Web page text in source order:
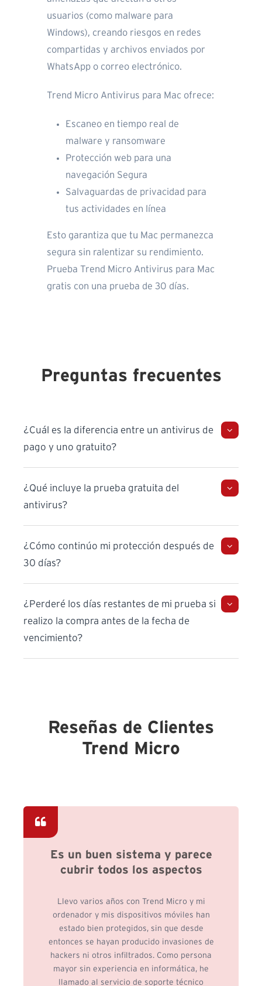
usuarios (como malware para
Windows), creando riesgos en redes
compartidas y archivos enviados por
WhatsApp o correo electrónico.
Trend Micro Antivirus para Mac ofrece:
Escaneo en tiempo real de
malware y ransomware
Protección web para una
navegación Segura
Salvaguardas de privacidad para
tus actividades en línea
Esto garantiza que tu Mac permanezca
segura sin ralentizar su rendimiento.
Prueba Trend Micro Antivirus para Mac
gratis con una prueba de 30 días.
Preguntas frecuentes
¿Cuál es la diferencia entre un antivirus de
pago y uno gratuito?
¿Qué incluye la prueba gratuita del
antivirus?
¿Cómo continúo mi protección después de
30 días?
¿Perderé los días restantes de mi prueba si
realizo la compra antes de la fecha de
vencimiento?
Reseñas de Clientes
Trend Micro
Es un buen sistema y parece
cubrir todos los aspectos
Llevo varios años con Trend Micro y mi
ordenador y mis dispositivos móviles han
estado bien protegidos, sin que desde
entonces se hayan producido invasiones de
hackers ni otros infiltrados. Como persona
mayor sin experiencia en informática, he
llamado al servicio de soporte técnico